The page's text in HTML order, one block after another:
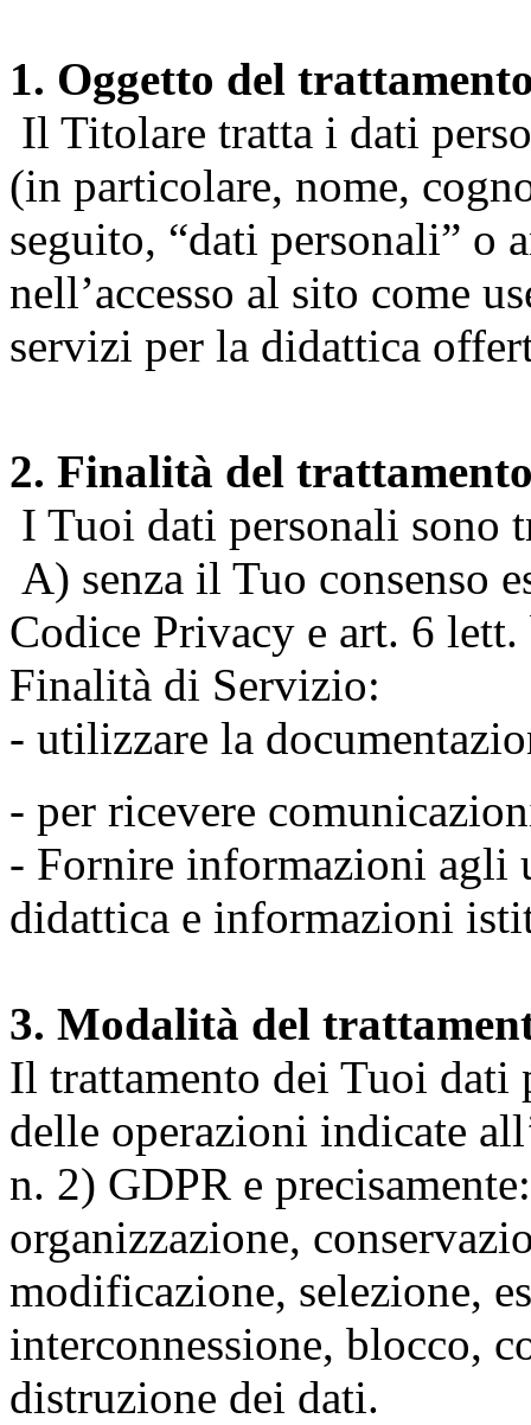
1. Oggetto del
Il Titolare tratta i dati
(in particolare, nome,
seguito, “dati personali” o
nell’accesso al sito come
servizi per la didattica
2. Finalità del
I Tuoi dati personali sono
A) senza il Tuo consenso
Codice Privacy e art. 6
Finalità di Servizio:
- utilizzare la
- per ricevere
- Fornire informazioni agli
didattica e informazioni
3. Modalità del
Il trattamento dei Tuoi dati
delle operazioni indicate
n. 2) GDPR e
organizzazione,
modificazione, selezione,
interconnessione, blocco,
distruzione dei dati.